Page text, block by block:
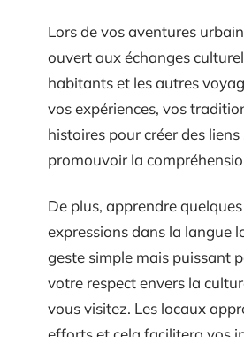
Lors de vos aventures
ouvert aux échanges
habitants et les autres
vos expériences, vos
histoires pour créer des
promouvoir la
De plus, apprendre
expressions dans la langue
geste simple mais puissant
votre respect envers la
vous visitez. Les locaux